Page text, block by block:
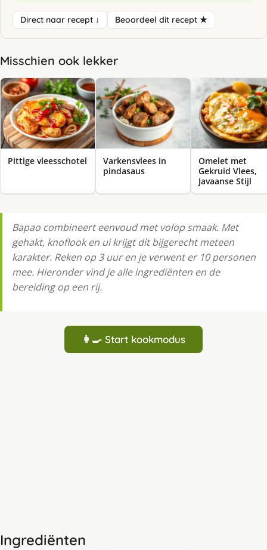
Direct naar recept ↓ Beoordeel dit recept ★
Misschien ook lekker
Pittige vleesschotel
Varkensvlees in
pindasaus
Omelet met
Gekruid Vlees,
Javaanse Stijl
Bapao combineert eenvoud met volop smaak. Met
gehakt, knoflook en ui krijgt dit bijgerecht meteen
karakter. Reken op 3 uur en je verwent er 10 personen
mee. Hieronder vind je alle ingrediënten en de
bereiding op een rij.
👩‍🍳 Start kookmodus
Ingrediënten